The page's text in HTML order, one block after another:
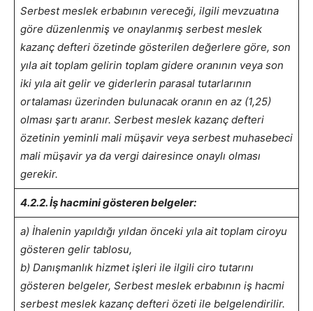
Serbest meslek erbabının vereceği, ilgili mevzuatına
göre düzenlenmiş ve onaylanmış serbest meslek
kazanç defteri özetinde gösterilen değerlere göre, son
yıla ait toplam gelirin toplam gidere oranının veya son
iki yıla ait gelir ve giderlerin parasal tutarlarının
ortalaması üzerinden bulunacak oranın en az (1,25)
olması şartı aranır. Serbest meslek kazanç defteri
özetinin yeminli mali müşavir veya serbest muhasebeci
mali müşavir ya da vergi dairesince onaylı olması
gerekir.
4.2.2. İş hacmini gösteren belgeler:
a) İhalenin yapıldığı yıldan önceki yıla ait toplam ciroyu
gösteren gelir tablosu,
b) Danışmanlık hizmet işleri ile ilgili ciro tutarını
gösteren belgeler, Serbest meslek erbabının iş hacmi
serbest meslek kazanç defteri özeti ile belgelendirilir.